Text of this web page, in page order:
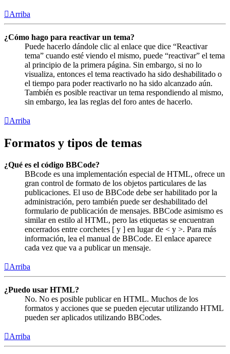
Arriba
¿Cómo hago para reactivar un tema?
Puede hacerlo dándole clic al enlace que dice “Reactivar
tema” cuando esté viendo el mismo, puede “reactivar” el tema
al principio de la primera página. Sin embargo, si no lo
visualiza, entonces el tema reactivado ha sido deshabilitado o
el tiempo para poder reactivarlo no ha sido alcanzado aún.
También es posible reactivar un tema respondiendo al mismo,
sin embargo, lea las reglas del foro antes de hacerlo.
Arriba
Formatos y tipos de temas
¿Qué es el código BBCode?
BBcode es una implementación especial de HTML, ofrece un
gran control de formato de los objetos particulares de las
publicaciones. El uso de BBCode debe ser habilitado por la
administración, pero también puede ser deshabilitado del
formulario de publicación de mensajes. BBCode asimismo es
similar en estilo al HTML, pero las etiquetas se encuentran
encerrados entre corchetes [ y ] en lugar de < y >. Para más
información, lea el manual de BBCode. El enlace aparece
cada vez que va a publicar un mensaje.
Arriba
¿Puedo usar HTML?
No. No es posible publicar en HTML. Muchos de los
formatos y acciones que se pueden ejecutar utilizando HTML
pueden ser aplicados utilizando BBCodes.
Arriba